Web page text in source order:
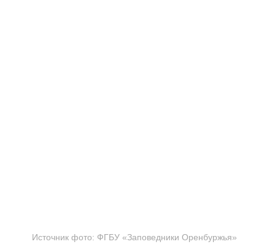
Источник фото: ФГБУ «Заповедники Оренбуржья»